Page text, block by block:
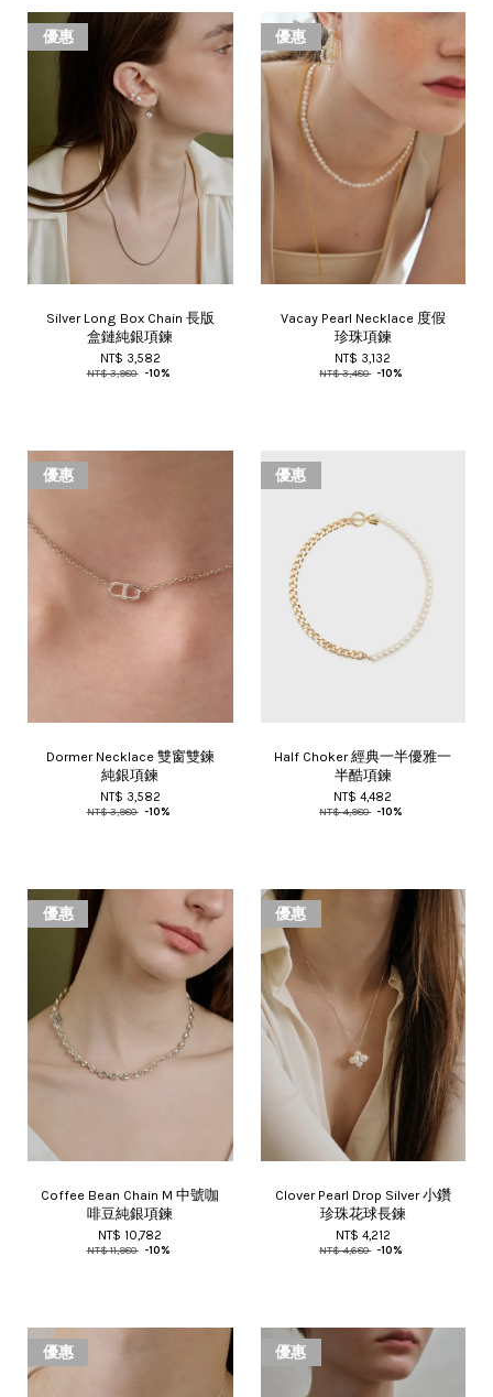
優惠
Silver Long Box Chain 長版
盒鏈純銀項鍊
NT$ 3,582
NT$ 3,980 -10%
優惠
Vacay Pearl Necklace 度假
珍珠項鍊
NT$ 3,132
NT$ 3,480 -10%
優惠
Dormer Necklace 雙窗雙鍊
純銀項鍊
NT$ 3,582
NT$ 3,980 -10%
優惠
Half Choker 經典一半優雅一
半酷項鍊
NT$ 4,482
NT$ 4,980 -10%
優惠
Coffee Bean Chain M 中號咖
啡豆純銀項鍊
NT$ 10,782
NT$ 11,980 -10%
優惠
Clover Pearl Drop Silver 小鑽
珍珠花球長鍊
NT$ 4,212
NT$ 4,680 -10%
優惠 優惠